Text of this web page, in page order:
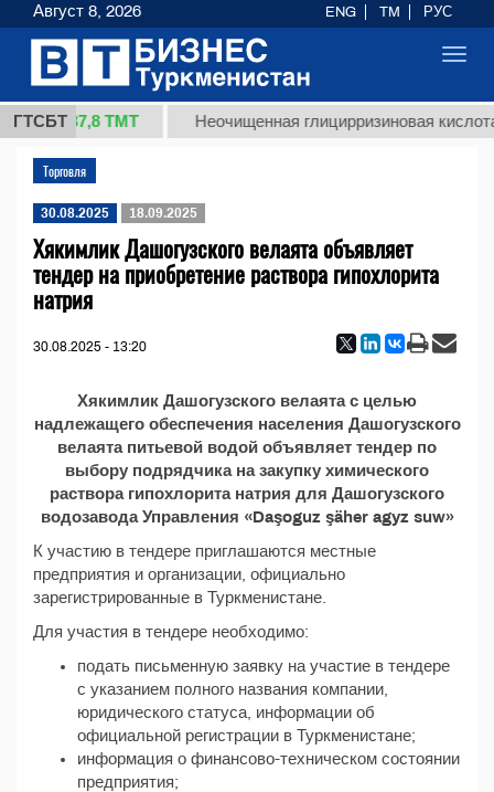
ГТСБТ
(кг.) 37,8 ТМТ Неочищенная глицирризиновая
Торговля
30.08.2025 18.09.2025
Хякимлик Дашогузского велаята объявляет
тендер на приобретение раствора гипохлорита
натрия
30.08.2025 - 13:20
Хякимлик Дашогузского велаята с целью
надлежащего обеспечения населения Дашогузского
велаята питьевой водой объявляет тендер по
выбору подрядчика на закупку химического
раствора гипохлорита натрия для Дашогузского
водозавода Управления «Daşoguz şäher agyz suw»
К участию в тендере приглашаются местные
предприятия и организации, официально
зарегистрированные в Туркменистане.
Для участия в тендере необходимо:
подать письменную заявку на участие в тендере
с указанием полного названия компании,
юридического статуса, информации об
официальной регистрации в Туркменистане;
информация о финансово-техническом состоянии
предприятия;
Август 8, 2026 ENG TM РУС